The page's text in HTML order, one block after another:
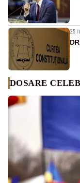
25
DOSARE